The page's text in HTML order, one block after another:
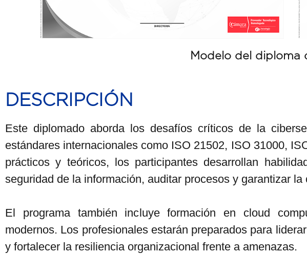
Modelo del diploma
DESCRIPCIÓN
Este diplomado aborda los desafíos críticos de la
estándares internacionales como ISO 21502, ISO 31000,
prácticos y teóricos, los participantes desarrollan
seguridad de la información, auditar procesos y garantizar
El programa también incluye formación en cloud
modernos. Los profesionales estarán preparados para
y fortalecer la resiliencia organizacional frente a amenazas.